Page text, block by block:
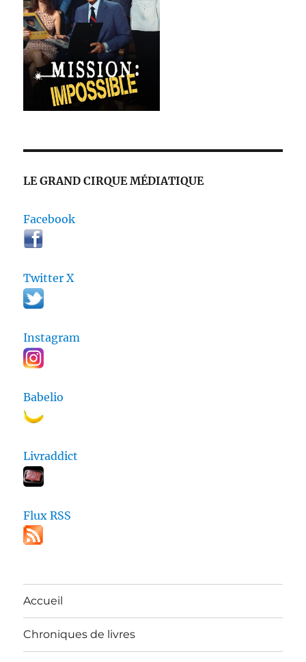
LE GRAND CIRQUE MÉDIATIQUE
Facebook
Twitter X
Instagram
Babelio
Livraddict
Flux RSS
Accueil
Chroniques de livres